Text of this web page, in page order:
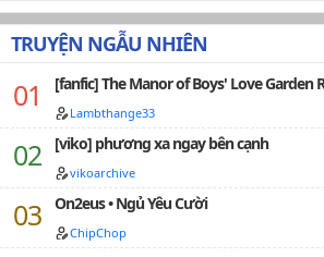
TRUYỆN NGẪU NHIÊN
[fanfic] The Manor of Boys' Love Garden
Lambthange33
[viko] phương xa ngay bên cạnh
vikoarchive
On2eus • Ngủ Yêu Cười
ChipChop